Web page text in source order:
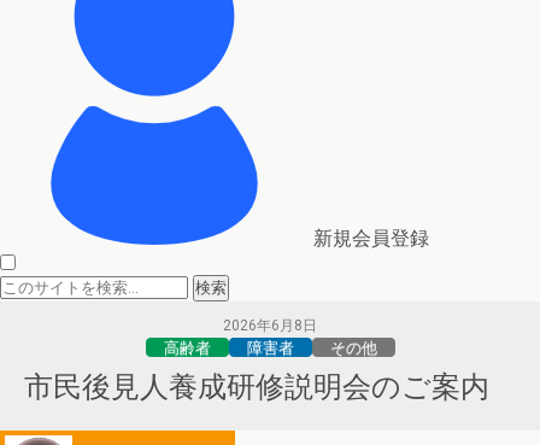
新規会員登録
2026年6月8日
高齢者 障害者 その他
市民後見人養成研修説明会のご案内